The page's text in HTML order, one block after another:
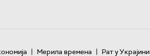
| Мерила времена | Рат у Украјини